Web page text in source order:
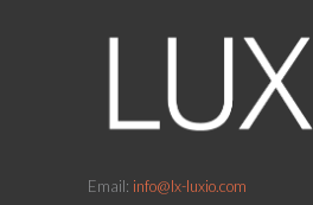
Email: info@lx-luxio.com